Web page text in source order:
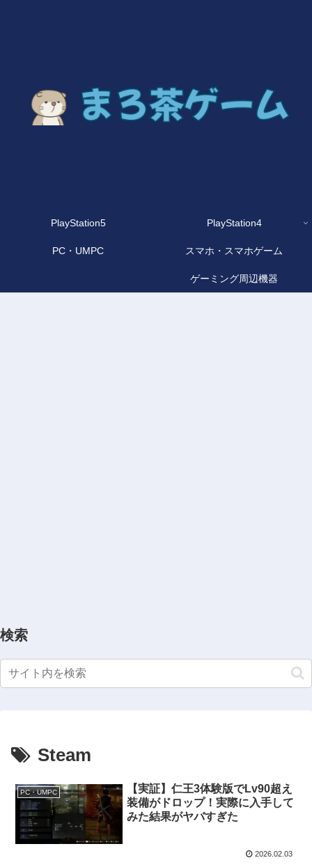
PlayStation5 PlayStation4
PC・UMPC スマホ・スマホゲーム
ゲーミング周辺機器
検索
Steam
PC・UMPC
【実証】仁王3体験版でLv90超え
装備がドロップ！実際に入手して
みた結果がヤバすぎた
2026.02.03